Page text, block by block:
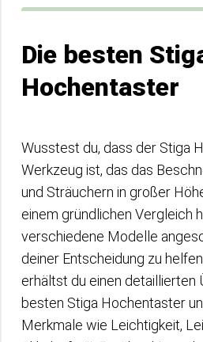
Die besten
Hochentaster
Wusstest du, dass der Stiga
Werkzeug ist, das das
und Sträuchern in großer
einem gründlichen Vergleich
verschiedene Modelle
deiner Entscheidung zu
erhältst du einen detaillierten
besten Stiga Hochentaster
Merkmale wie Leichtigkeit,